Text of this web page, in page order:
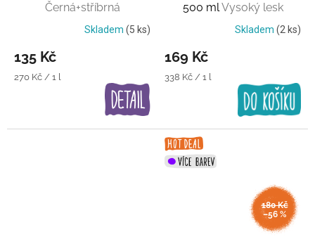
Černá+stříbrná
Skladem (5 ks)
135 Kč
Měrná
270 Kč / 1 l
500 mlVysoký lesk
Skladem (2 ks)
169 Kč
Měrná
338 Kč / 1 l
180 Kč
–56 %